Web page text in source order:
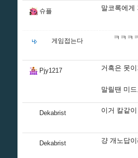
슈플 말코록에게
게임접는다 ㅋㅋㅋ
Pjy1217 거흑은 못
말릴땐 미
Dekabrist 이거 칼같
Dekabrist 걍 개노답